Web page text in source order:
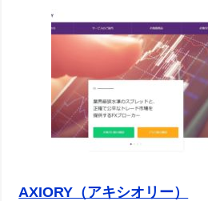
AXIORY（アキシオリー）